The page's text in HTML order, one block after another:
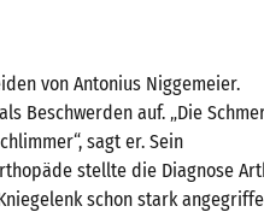
von Antonius Niggemeier.
Beschwerden auf. „Die
sagt er. Sein
stellte die Diagnose
schon stark